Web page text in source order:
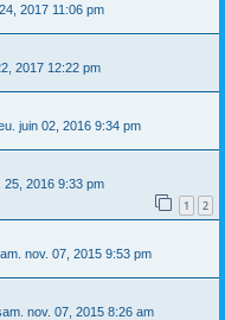
2017 11:06 pm
2017 12:22 pm
juin 02, 2016 9:34 pm
25, 2016 9:33 pm
1 2
nov. 07, 2015 9:53 pm
nov. 07, 2015 8:26 am